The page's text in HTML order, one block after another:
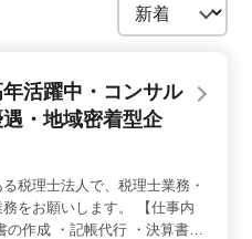
活躍中・コンサル
・地域密着型企
税理士法人で、税理士業務・
をお願いします。 【仕事内
の作成 ・記帳代行 ・決算書の